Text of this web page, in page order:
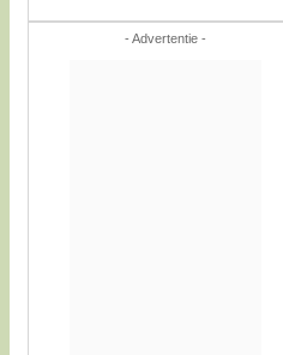
- Advertentie -